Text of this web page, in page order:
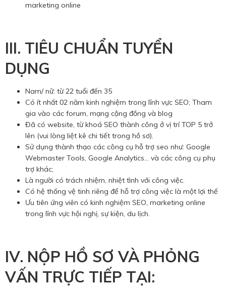
marketing online
III. TIÊU CHUẨN TUYỂN
DỤNG
Nam/ nữ: từ 22 tuổi đến 35
Có ít nhất 02 năm kinh nghiệm trong lĩnh vực SEO; Tham
gia vào các forum, mạng cộng đồng và blog
Đã có website, từ khoá SEO thành công ở vị trí TOP 5 trở
lên (vui lòng liệt kê chi tiết trong hồ sơ).
Sử dụng thành thạo các công cụ hỗ trợ seo như: Google
Webmaster Tools, Google Analytics... và các công cụ phụ
trợ khác;
Là người có trách nhiệm, nhiệt tình với công việc.
Có hệ thống vệ tinh riêng để hỗ trợ công việc là một lợi thế
Ưu tiên ứng viên có kinh nghiệm SEO, marketing online
trong lĩnh vực hội nghị, sự kiện, du lịch.
IV. NỘP HỒ SƠ VÀ PHỎNG
VẤN TRỰC TIẾP TẠI: